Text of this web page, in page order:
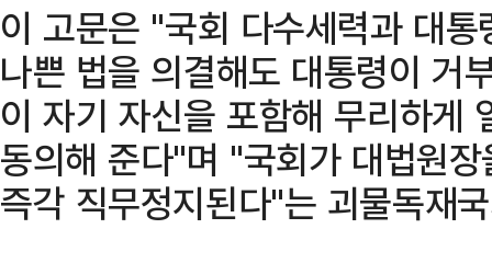
이 고문은 "국회 다수세력과 대
나쁜 법을 의결해도 대통령이 거
이 자기 자신을 포함해 무리하게
동의해 준다"며 "국회가 대법원
즉각 직무정지된다"는 괴물독재